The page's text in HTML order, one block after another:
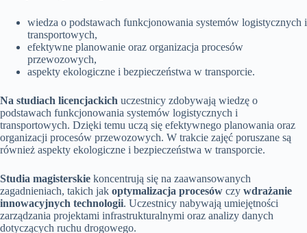
wiedza o podstawach funkcjonowania systemów logistycznych i
transportowych,
efektywne planowanie oraz organizacja procesów
przewozowych,
aspekty ekologiczne i bezpieczeństwa w transporcie.
Na studiach licencjackich uczestnicy zdobywają wiedzę o
podstawach funkcjonowania systemów logistycznych i
transportowych. Dzięki temu uczą się efektywnego planowania oraz
organizacji procesów przewozowych. W trakcie zajęć poruszane są
również aspekty ekologiczne i bezpieczeństwa w transporcie.
Studia magisterskie koncentrują się na zaawansowanych
zagadnieniach, takich jak optymalizacja procesów czy wdrażanie
innowacyjnych technologii. Uczestnicy nabywają umiejętności
zarządzania projektami infrastrukturalnymi oraz analizy danych
dotyczących ruchu drogowego.